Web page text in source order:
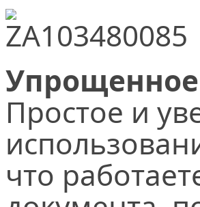
Упрощенное
Простое и
что